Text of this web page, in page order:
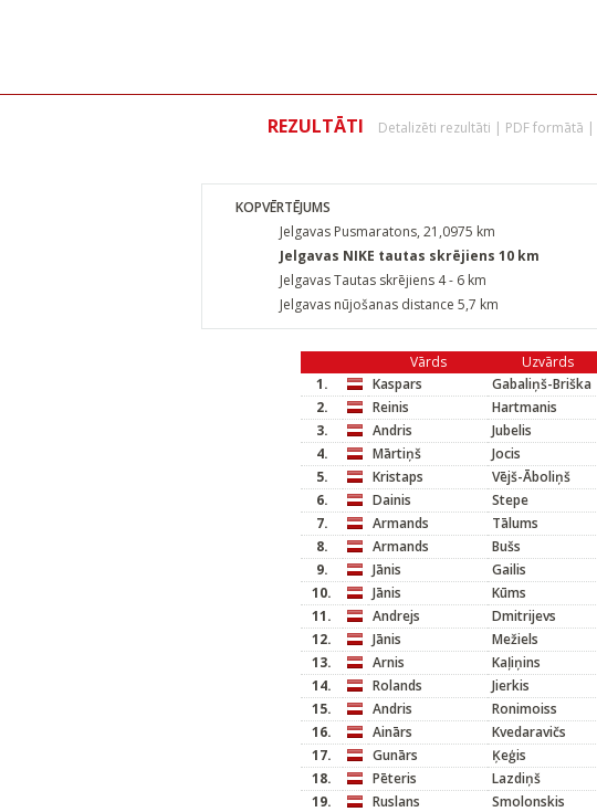
REZULTĀTI Detalizēti rezultāti | PDF formātā |
KOPVĒRTĒJUMS
Jelgavas Pusmaratons, 21,0975 km
Jelgavas NIKE tautas skrējiens 10 km
Jelgavas Tautas skrējiens 4 - 6 km
Jelgavas nūjošanas distance 5,7 km
Vārds Uzvārds
1.
Kaspars Gabaliņš-Briška
2.
Reinis Hartmanis
3.
Andris Jubelis
4.
Mārtiņš Jocis
5.
Kristaps Vējš-Āboliņš
6.
Dainis Stepe
7.
Armands Tālums
8.
Armands Bušs
9.
Jānis Gailis
10.
Jānis Kūms
11.
Andrejs Dmitrijevs
12.
Jānis Mežiels
13.
Arnis Kaļiņins
14.
Rolands Jierkis
15.
Andris Ronimoiss
16.
Ainārs Kvedaravičs
17.
Gunārs Ķeģis
18.
Pēteris Lazdiņš
19.
Ruslans Smolonskis